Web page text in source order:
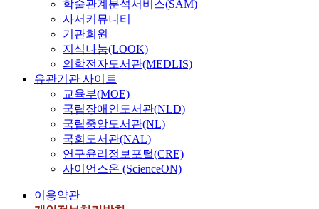
학술관계분석서비스(SAM)
사서커뮤니티
기관회원
지식나눔(LOOK)
의학전자도서관(MEDLIS)
유관기관 사이트
교육부(MOE)
국립장애인도서관(NLD)
국립중앙도서관(NL)
국회도서관(NAL)
연구윤리정보포털(CRE)
사이언스온 (ScienceON)
이용약관